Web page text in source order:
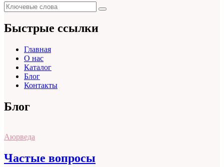
Поиск
для:
Поиск
Быстрые ссылки
Главная
О нас
Каталог
Блог
Контакты
Блог
Аюрведа
Частые вопросы